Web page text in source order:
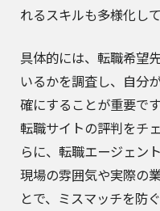
れるスキルも多様化して
具体的には、転職希望
いるかを調査し、自分
確にすることが重要で
転職サイトの評判をチ
らに、転職エージェン
現場の雰囲気や実際の
とで、ミスマッチを防